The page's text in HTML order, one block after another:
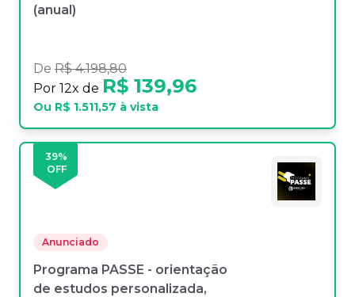
(anual)
De R$ 4.198,80
Por 12x de R$ 139,96
Ou R$ 1.511,57 à vista
39%
OFF
Anunciado
Programa PASSE - orientação
de estudos personalizada,